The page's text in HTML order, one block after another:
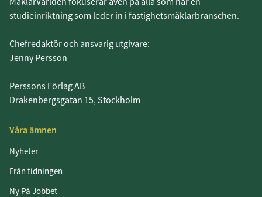
studieinriktning som leder in i fastighetsmäklarbranschen.
Chefredaktör och ansvarig utgivare:
Jenny Persson
Perssons Förlag AB
Drakenbergsgatan 15, Stockholm
Våra ämnen
Nyheter
Från tidningen
Ny På Jobbet